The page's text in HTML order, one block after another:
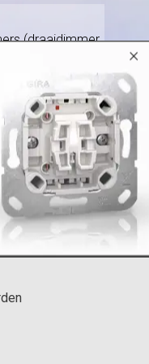
(draaidimmer
Bestel
×